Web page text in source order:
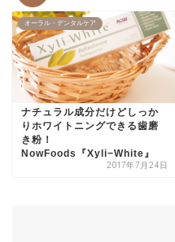
オーラル・デンタルケア
ナチュラル成分だけどしっか
りホワイトニングできる歯磨
き粉！
NowFoods『Xyli−White』
2017年7月24日